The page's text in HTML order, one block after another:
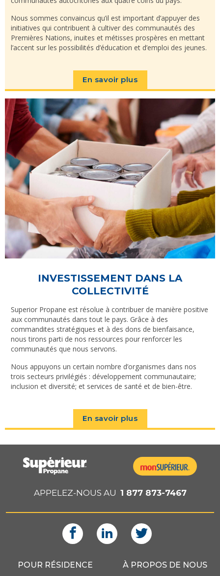
Nous sommes convaincus qu’il est important d’appuyer des
initiatives qui contribuent à cultiver des communautés des
Premières Nations, inuites et métisses prospères en mettant
l’accent sur les possibilités d’éducation et d’emploi des jeunes.
En savoir plus
INVESTISSEMENT DANS LA
COLLECTIVITÉ
Superior Propane est résolue à contribuer de manière positive
aux communautés dans tout le pays. Grâce à des
commandites stratégiques et à des dons de bienfaisance,
nous tirons parti de nos ressources pour renforcer les
communautés que nous servons.
Nous appuyons un certain nombre d’organismes dans nos
trois secteurs privilégiés : développement communautaire;
inclusion et diversité; et services de santé et de bien-être.
En savoir plus
APPELEZ-NOUS AU 1 877 873-7467
POUR RÉSIDENCE À PROPOS DE NOUS